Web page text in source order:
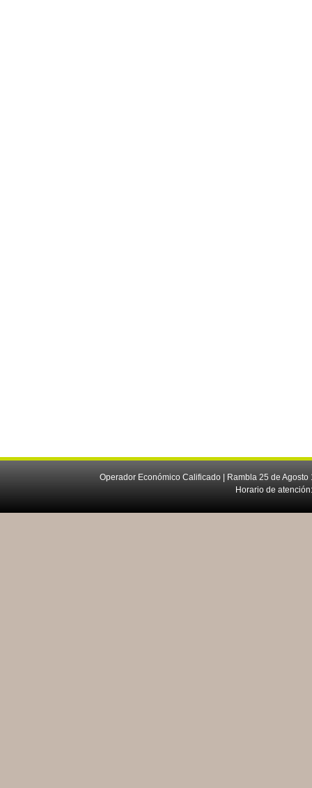
Operador Económico Calificado | Rambla 25 de
Horario de